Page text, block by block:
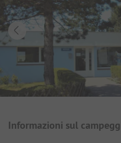
Informazioni sul